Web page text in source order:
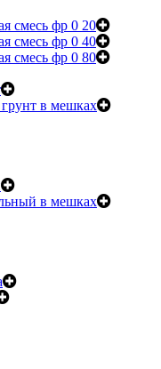
смесь фр 0 20
смесь фр 0 40
смесь фр 0 80
в мешках
в мешках